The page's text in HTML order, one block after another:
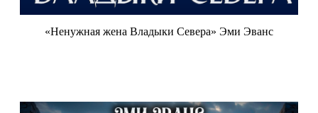
«Ненужная жена Владыки Севера» Эми Эванс